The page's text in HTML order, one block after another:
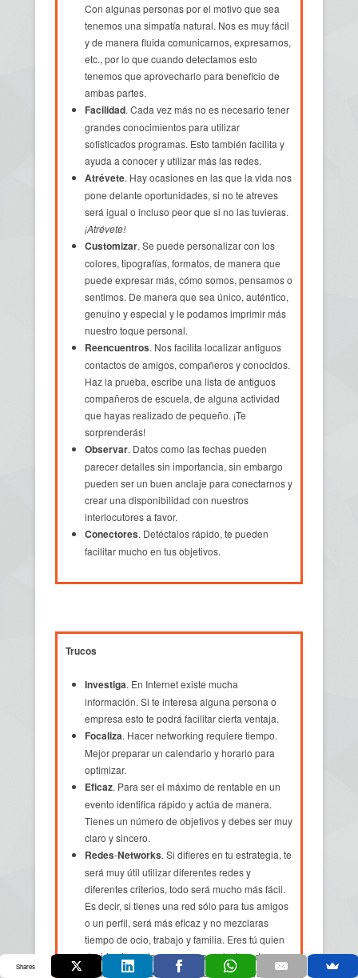
Con algunas personas por el motivo que sea
tenemos una simpatía natural. Nos es muy fácil
y de manera fluida comunicarnos, expresarnos,
etc., por lo que cuando detectamos esto
tenemos que aprovecharlo para beneficio de
ambas partes.
Facilidad. Cada vez más no es necesario tener
grandes conocimientos para utilizar
sofisticados programas. Esto también facilita y
ayuda a conocer y utilizar más las redes.
Atrévete. Hay ocasiones en las que la vida nos
pone delante oportunidades, si no te atreves
será igual o incluso peor que si no las tuvieras.
¡Atrévete!
Customizar. Se puede personalizar con los
colores, tipografías, formatos, de manera que
puede expresar más, cómo somos, pensamos o
sentimos. De manera que sea único, auténtico,
genuino y especial y le podamos imprimir más
nuestro toque personal.
Reencuentros. Nos facilita localizar antiguos
contactos de amigos, compañeros y conocidos.
Haz la prueba, escribe una lista de antiguos
compañeros de escuela, de alguna actividad
que hayas realizado de pequeño. ¡Te
sorprenderás!
Observar. Datos como las fechas pueden
parecer detalles sin importancia, sin embargo
pueden ser un buen anclaje para conectarnos y
crear una disponibilidad con nuestros
interlocutores a favor.
Conectores. Detéctalos rápido, te pueden
facilitar mucho en tus objetivos.
Trucos
Investiga. En Internet existe mucha
información. Si te interesa alguna persona o
empresa esto te podrá facilitar cierta ventaja.
Focaliza. Hacer networking requiere tiempo.
Mejor preparar un calendario y horario para
optimizar.
Eficaz. Para ser el máximo de rentable en un
evento identifica rápido y actúa de manera.
Tienes un número de objetivos y debes ser muy
claro y sincero.
Redes-Networks. Si difieres en tu estrategia, te
será muy útil utilizar diferentes redes y
diferentes criterios, todo será mucho más fácil.
Es decir, si tienes una red sólo para tus amigos
o un perfil, será más eficaz y no mezclaras
tiempo de ocio, trabajo y familia. Eres tú quien
decide si aceptas a personas relacionadas con
tu empleo y que entren en tu círculo personal.
Shares